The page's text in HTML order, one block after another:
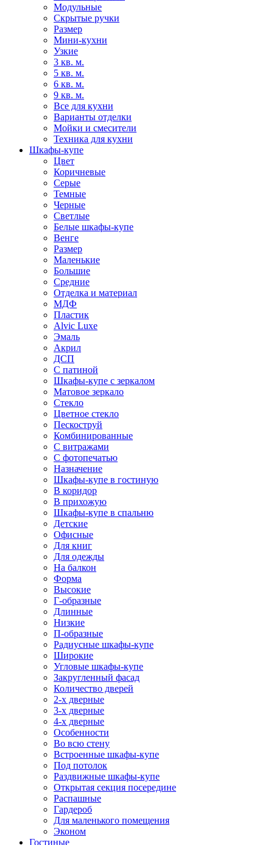
Модульные
Скрытые ручки
Размер
Мини-кухни
Узкие
3 кв. м.
5 кв. м.
6 кв. м.
9 кв. м.
Все для кухни
Варианты отделки
Мойки и смесители
Техника для кухни
Шкафы-купе
Цвет
Коричневые
Серые
Темные
Черные
Светлые
Белые шкафы-купе
Венге
Размер
Маленькие
Большие
Средние
Отделка и материал
МДФ
Пластик
Alvic Luxe
Эмаль
Акрил
ДСП
С патиной
Шкафы-купе с зеркалом
Матовое зеркало
Стекло
Цветное стекло
Пескоструй
Комбинированные
С витражами
С фотопечатью
Назначение
Шкафы-купе в гостиную
В коридор
В прихожую
Шкафы-купе в спальню
Детские
Офисные
Для книг
Для одежды
На балкон
Форма
Высокие
Г-образные
Длинные
Низкие
П-образные
Радиусные шкафы-купе
Широкие
Угловые шкафы-купе
Закругленный фасад
Количество дверей
2-х дверные
3-х дверные
4-х дверные
Особенности
Во всю стену
Встроенные шкафы-купе
Под потолок
Раздвижные шкафы-купе
Открытая секция посередине
Распашные
Гардероб
Для маленького помещения
Эконом
Гостиные